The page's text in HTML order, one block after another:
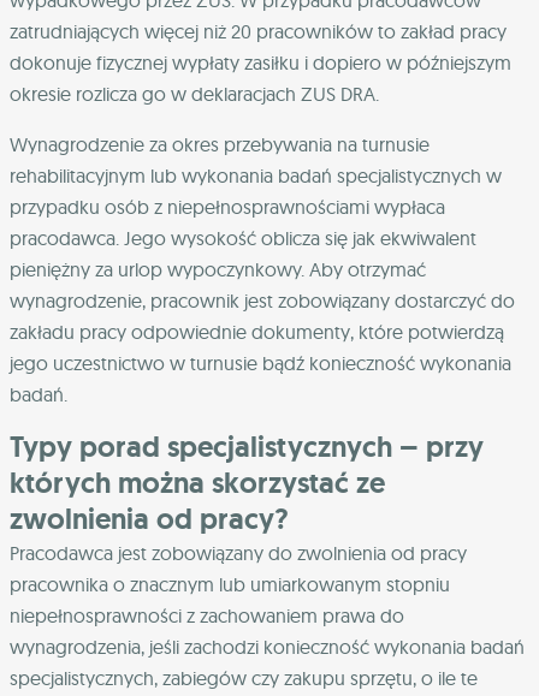
zatrudniających więcej niż 20 pracowników to zakład pracy
dokonuje fizycznej wypłaty zasiłku i dopiero w późniejszym
okresie rozlicza go w deklaracjach ZUS DRA.
Wynagrodzenie za okres przebywania na turnusie
rehabilitacyjnym lub wykonania badań specjalistycznych w
przypadku osób z niepełnosprawnościami wypłaca
pracodawca. Jego wysokość oblicza się jak ekwiwalent
pieniężny za urlop wypoczynkowy. Aby otrzymać
wynagrodzenie, pracownik jest zobowiązany dostarczyć do
zakładu pracy odpowiednie dokumenty, które potwierdzą
jego uczestnictwo w turnusie bądź konieczność wykonania
badań.
Typy porad specjalistycznych – przy
których można skorzystać ze
zwolnienia od pracy?
Pracodawca jest zobowiązany do zwolnienia od pracy
pracownika o znacznym lub umiarkowanym stopniu
niepełnosprawności z zachowaniem prawa do
wynagrodzenia, jeśli zachodzi konieczność wykonania badań
specjalistycznych, zabiegów czy zakupu sprzętu, o ile te